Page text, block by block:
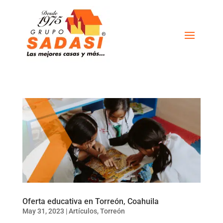
Oferta educativa en Torreón, Coahuila
May 31, 2023 |Artículos,Torreón